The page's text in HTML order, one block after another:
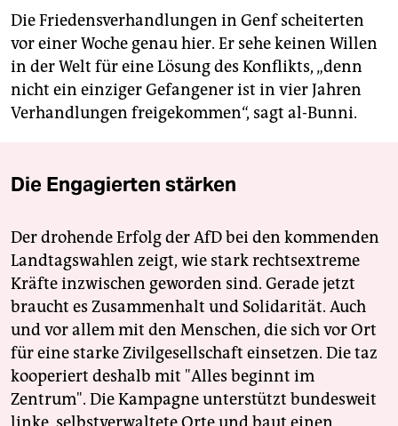
Die Friedensverhandlungen in Genf scheiterten
vor einer Woche genau hier. Er sehe keinen Willen
in der Welt für eine Lösung des Konflikts, „denn
nicht ein einziger Gefangener ist in vier Jahren
Verhandlungen freigekommen“, sagt al-Bunni.
Die Engagierten stärken
Der drohende Erfolg der AfD bei den kommenden
Landtagswahlen zeigt, wie stark rechtsextreme
Kräfte inzwischen geworden sind. Gerade jetzt
braucht es Zusammenhalt und Solidarität. Auch
und vor allem mit den Menschen, die sich vor Ort
für eine starke Zivilgesellschaft einsetzen. Die taz
kooperiert deshalb mit "Alles beginnt im
Zentrum". Die Kampagne unterstützt bundesweit